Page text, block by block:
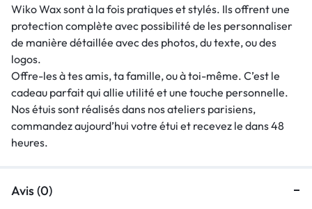
Wiko Wax sont à la fois pratiques et stylés. Ils offrent une
protection complète avec possibilité de les personnaliser
de manière détaillée avec des photos, du texte, ou des
logos.
Offre-les à tes amis, ta famille, ou à toi-même. C’est le
cadeau parfait qui allie utilité et une touche personnelle.
Nos étuis sont réalisés dans nos ateliers parisiens,
commandez aujourd’hui votre étui et recevez le dans 48
heures.
Avis (0)